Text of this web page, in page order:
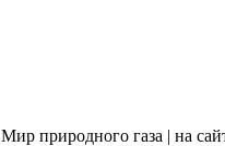
природного газа | на